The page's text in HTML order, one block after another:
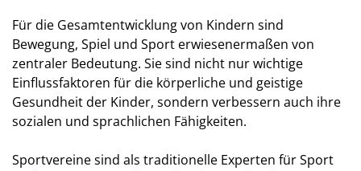
Für die Gesamtentwicklung von Kindern sind
Bewegung, Spiel und Sport erwiesenermaßen von
zentraler Bedeutung. Sie sind nicht nur wichtige
Einflussfaktoren für die körperliche und geistige
Gesundheit der Kinder, sondern verbessern auch ihre
sozialen und sprachlichen Fähigkeiten.
Sportvereine sind als traditionelle Experten für Sport